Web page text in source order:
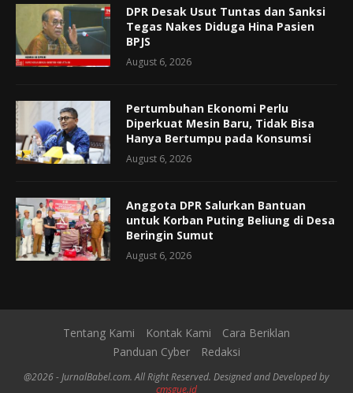
DPR Desak Usut Tuntas dan Sanksi
Tegas Nakes Diduga Hina Pasien
BPJS
August 6, 2026
Pertumbuhan Ekonomi Perlu
Diperkuat Mesin Baru, Tidak Bisa
Hanya Bertumpu pada Konsumsi
August 6, 2026
Anggota DPR Salurkan Bantuan
untuk Korban Puting Beliung di Desa
Beringin Sumut
August 6, 2026
Tentang Kami Kontak Kami
Cara Beriklan
Panduan Cyber
Redaksi
@2026 - JurnalBabel.com. All Right Reserved. Designed and Developed by
cmsgue.id